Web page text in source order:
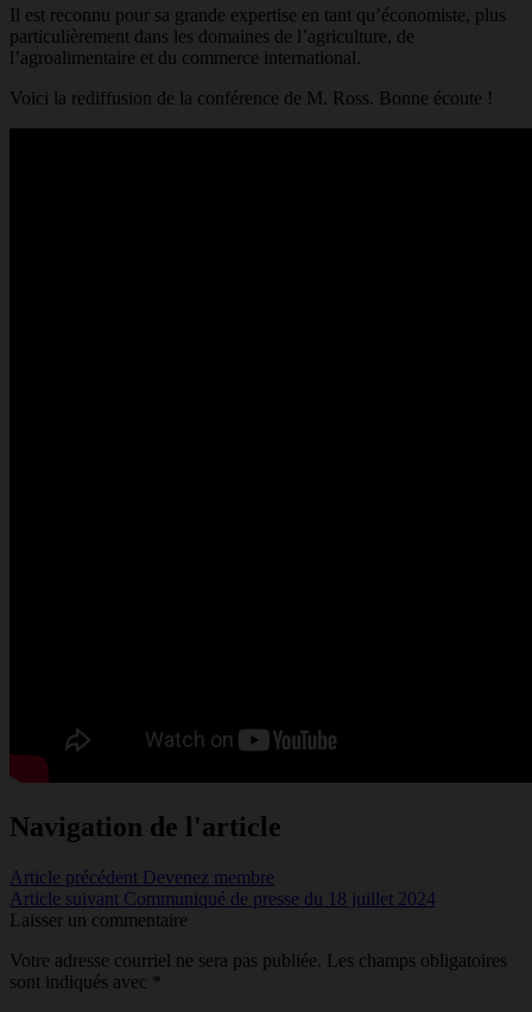
Il est reconnu pour sa grande expertise en tant qu’économiste, plus
particulièrement dans les domaines de l’agriculture, de
l’agroalimentaire et du commerce international.
Voici la rediffusion de la conférence de M. Ross. Bonne écoute !
Navigation de l'article
Article précédent Devenez membre
Article suivant Communiqué de presse du 18 juillet 2024
Laisser un commentaire
Votre adresse courriel ne sera pas publiée. Les champs obligatoires
sont indiqués avec *